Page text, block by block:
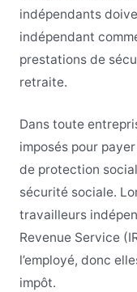
indépendants
indépendant
prestations de
retraite.
Dans toute
imposés pour
de protection
sécurité sociale.
travailleurs
Revenue Service
l’employé, donc
impôt.